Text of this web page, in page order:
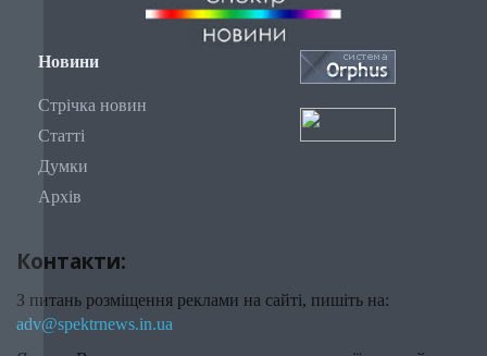
Новини
Стрічка новин
Статті
Думки
Архів
Контакти:
З питань розміщення реклами на сайті, пишіть на:
adv@spektrnews.in.ua